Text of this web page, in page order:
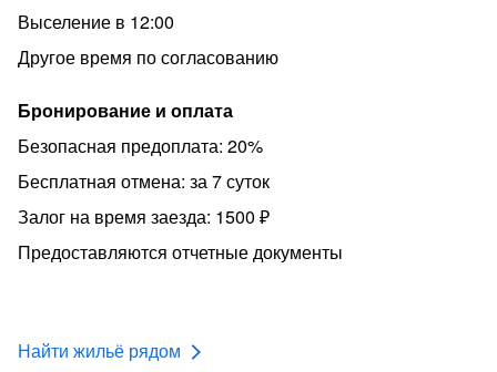
Выселение в 12:00
Другое время по согласованию
Бронирование и оплата
Безопасная предоплата: 20%
Бесплатная отмена: за 7 суток
Залог на время заезда: 1500 ₽
Предоставляются отчетные документы
Найти жильё рядом